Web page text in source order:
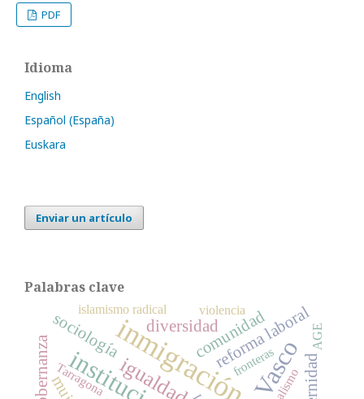
PDF
Idioma
English
Español (España)
Euskara
Enviar un artículo
Palabras clave
inmigración
igualdad
reforma laboral
comunidad
sociología diversidad
gobernanza fronteras
violencia
islamismo radical
AGE
Tarragona